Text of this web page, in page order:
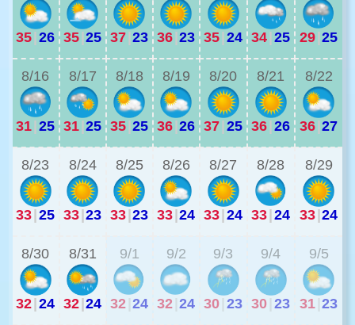
35|26 35|25 37|23 36|23 35|24 34|25 29|25
8/16
31|25
8/17
31|25
8/18
35|25
8/19
36|26
8/20
37|25
8/21
36|26
8/22
36|27
8/23
33|25
8/24
33|23
8/25
33|23
8/26
33|24
8/27
33|24
8/28
33|24
8/29
33|24
8/30
32|24
8/31
32|24
9/1
32 24
9/2
32 24
9/3
30 23
9/4
30 23
9/5
31 23